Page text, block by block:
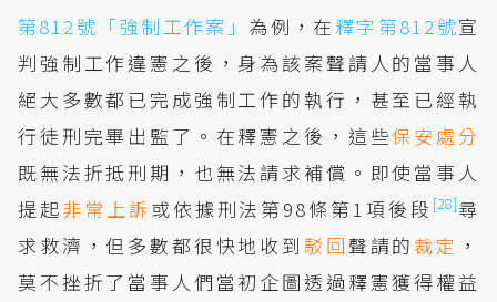
第812號「強制工作案」 為例，在 釋字第812號宣
判強制工作違憲之後，身為該案聲請人的當事人
絕大多數都已完成強制工作的執行，甚至已經執
行徒刑完畢出監了。在釋憲之後，這些保安處分
既無法折抵刑期，也無法請求補償。即使當事人
提起非常上訴或依據刑法第98條第1項後段 [28]尋
求救濟，但多數都很快地收到 駁回 聲請的 裁定 ，
莫不挫折了當事人們當初企圖透過釋憲獲得權益